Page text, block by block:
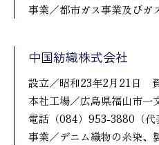
事業／都市ガス事業及びガ
中国紡織株式会社
設立／昭和23年2月21日
本社工場／広島県福山市一
電話（084）953-3880（代
事業／デニム織物の糸染、